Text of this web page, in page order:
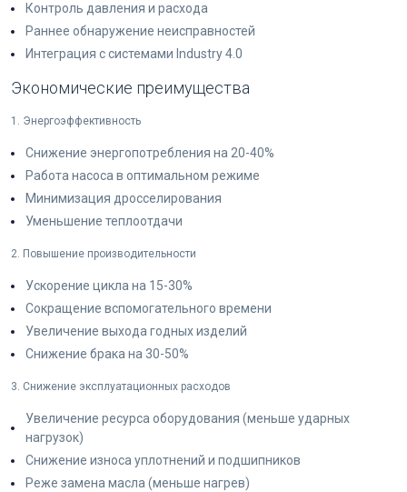
Контроль давления и расхода
Раннее обнаружение неисправностей
Интеграция с системами Industry 4.0
Экономические преимущества
1. Энергоэффективность
Снижение энергопотребления на 20-40%
Работа насоса в оптимальном режиме
Минимизация дросселирования
Уменьшение теплоотдачи
2. Повышение производительности
Ускорение цикла на 15-30%
Сокращение вспомогательного времени
Увеличение выхода годных изделий
Снижение брака на 30-50%
3. Снижение эксплуатационных расходов
Увеличение ресурса оборудования (меньше ударных
нагрузок)
Снижение износа уплотнений и подшипников
Реже замена масла (меньше нагрев)